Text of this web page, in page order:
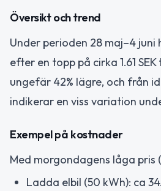
Översikt och trend
Under perioden 28 maj–4
efter en topp på cirka 1.61
ungefär 42% lägre, och från
indikerar en viss variation
Exempel på kostnader
Med morgondagens låga pris
Ladda elbil (50 kWh): ca